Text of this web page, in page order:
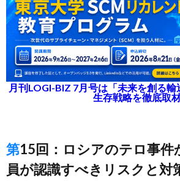
月刊LOGI-BIZ 7月号は「未来を創る
生存戦略を徹底取
第15回：ロシアのテロ事件から企業駐在
員が認識すべきリスクと対